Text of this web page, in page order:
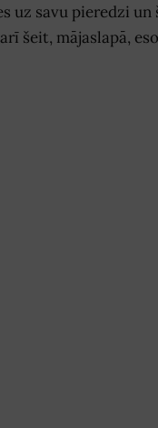
savu pieredzi
šeit, mājaslapā,